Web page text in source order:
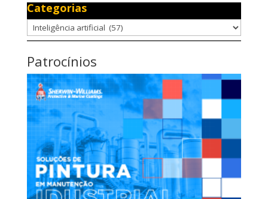
Categorias
Categorias
Patrocínios